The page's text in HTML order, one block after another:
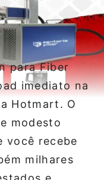
para Fiber
imediato na
Hotmart. O
modesto
você recebe
milhares